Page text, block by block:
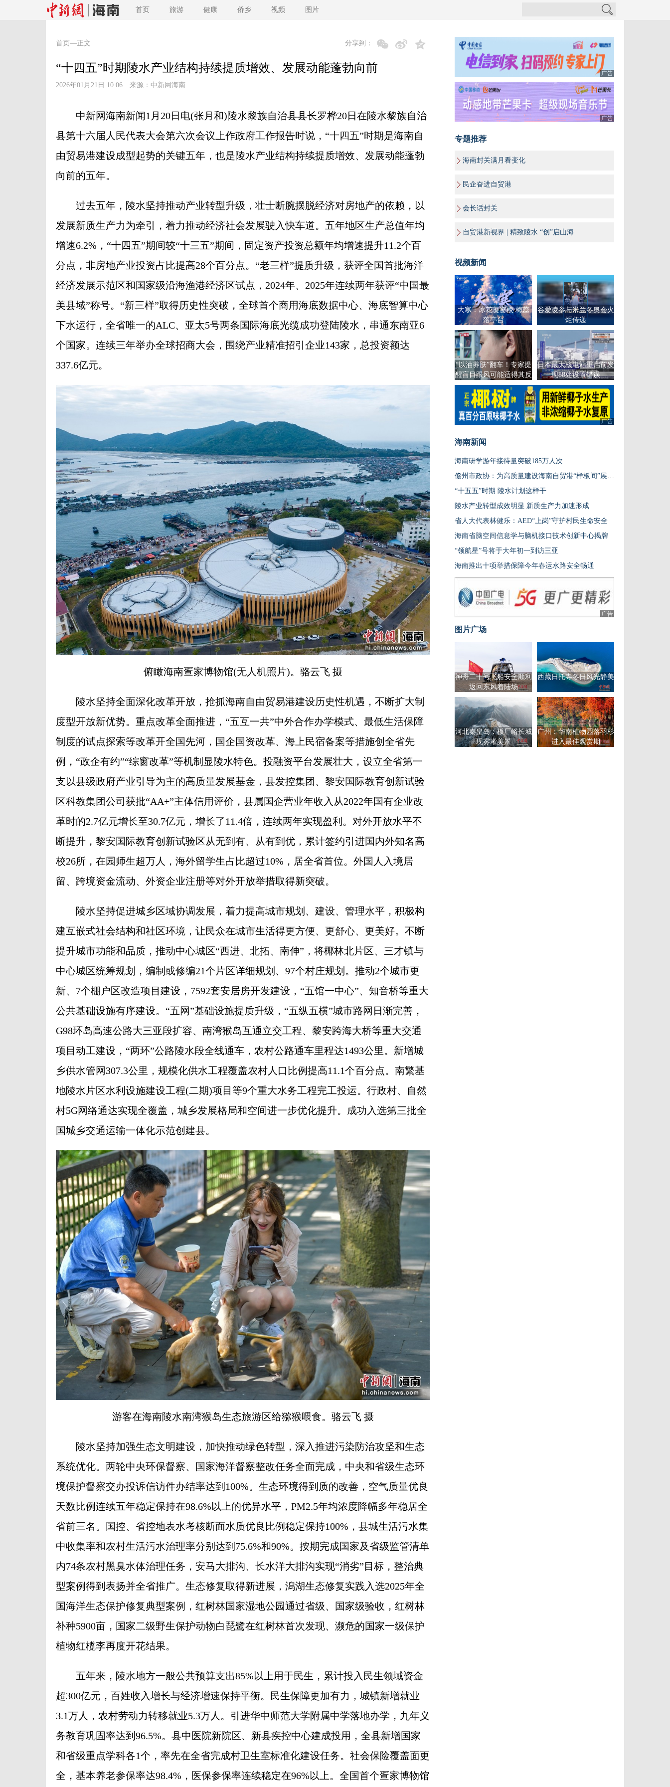
首页 旅游 健康 侨乡 视频 图片
首页 —正文 分享到：
“十四五”时期陵水产业结构持续提质增效、发展动能蓬勃向前
2026年01月21日 10:06 来源： 中新网海南
中新网海南新闻1月20日电(张月和)陵水黎族自治县县长罗桦20日在陵水黎族自治
县第十六届人民代表大会第六次会议上作政府工作报告时说，“十四五”时期是海南自
由贸易港建设成型起势的关键五年，也是陵水产业结构持续提质增效、发展动能蓬勃
向前的五年。
过去五年，陵水坚持推动产业转型升级，壮士断腕摆脱经济对房地产的依赖，以
发展新质生产力为牵引，着力推动经济社会发展驶入快车道。五年地区生产总值年均
增速6.2%，“十四五”期间较“十三五”期间，固定资产投资总额年均增速提升11.2个百
分点，非房地产业投资占比提高28个百分点。“老三样”提质升级，获评全国首批海洋
经济发展示范区和国家级沿海渔港经济区试点，2024年、2025年连续两年获评“中国最
美县域”称号。“新三样”取得历史性突破，全球首个商用海底数据中心、海底智算中心
下水运行，全省唯一的ALC、亚太5号两条国际海底光缆成功登陆陵水，串通东南亚6
个国家。连续三年举办全球招商大会，围绕产业精准招引企业143家，总投资额达
337.6亿元。
俯瞰海南疍家博物馆(无人机照片)。骆云飞 摄
陵水坚持全面深化改革开放，抢抓海南自由贸易港建设历史性机遇，不断扩大制
度型开放新优势。重点改革全面推进，“五互一共”中外合作办学模式、最低生活保障
制度的试点探索等改革开全国先河，国企国资改革、海上民宿备案等措施创全省先
例，“政企有约”“综窗改革”等机制显陵水特色。投融资平台发展壮大，设立全省第一
支以县级政府产业引导为主的高质量发展基金，县发控集团、黎安国际教育创新试验
区科教集团公司获批“AA+”主体信用评价，县属国企营业年收入从2022年国有企业改
革时的2.7亿元增长至30.7亿元，增长了11.4倍，连续两年实现盈利。对外开放水平不
断提升，黎安国际教育创新试验区从无到有、从有到优，累计签约引进国内外知名高
校26所，在园师生超万人，海外留学生占比超过10%，居全省首位。外国人入境居
留、跨境资金流动、外资企业注册等对外开放举措取得新突破。
陵水坚持促进城乡区域协调发展，着力提高城市规划、建设、管理水平，积极构
建互嵌式社会结构和社区环境，让民众在城市生活得更方便、更舒心、更美好。不断
提升城市功能和品质，推动中心城区“西进、北拓、南伸”，将椰林北片区、三才镇与
中心城区统筹规划，编制或修编21个片区详细规划、97个村庄规划。推动2个城市更
新、7个棚户区改造项目建设，7592套安居房开发建设，“五馆一中心”、知音桥等重大
公共基础设施有序建设。“五网”基础设施提质升级，“五纵五横”城市路网日渐完善，
G98环岛高速公路大三亚段扩容、南湾猴岛互通立交工程、黎安跨海大桥等重大交通
项目动工建设，“两环”公路陵水段全线通车，农村公路通车里程达1493公里。新增城
乡供水管网307.3公里，规模化供水工程覆盖农村人口比例提高11.1个百分点。南繁基
地陵水片区水利设施建设工程(二期)项目等9个重大水务工程完工投运。行政村、自然
村5G网络通达实现全覆盖，城乡发展格局和空间进一步优化提升。成功入选第三批全
国城乡交通运输一体化示范创建县。
游客在海南陵水南湾猴岛生态旅游区给猕猴喂食。骆云飞 摄
陵水坚持加强生态文明建设，加快推动绿色转型，深入推进污染防治攻坚和生态
系统优化。两轮中央环保督察、国家海洋督察整改任务全面完成，中央和省级生态环
境保护督察交办投诉信访件办结率达到100%。生态环境得到质的改善，空气质量优良
天数比例连续五年稳定保持在98.6%以上的优异水平，PM2.5年均浓度降幅多年稳居全
省前三名。国控、省控地表水考核断面水质优良比例稳定保持100%，县城生活污水集
中收集率和农村生活污水治理率分别达到75.6%和90%。按期完成国家及省级监管清单
内74条农村黑臭水体治理任务，安马大排沟、长水洋大排沟实现“消劣”目标，整治典
型案例得到表扬并全省推广。生态修复取得新进展，潟湖生态修复实践入选2025年全
国海洋生态保护修复典型案例，红树林国家湿地公园通过省级、国家级验收，红树林
补种5900亩，国家二级野生保护动物白琵鹭在红树林首次发现、濒危的国家一级保护
植物红榄李再度开花结果。
五年来，陵水地方一般公共预算支出85%以上用于民生，累计投入民生领域资金
超300亿元，百姓收入增长与经济增速保持平衡。民生保障更加有力，城镇新增就业
3.1万人，农村劳动力转移就业5.3万人。引进华中师范大学附属中学落地办学，九年义
务教育巩固率达到96.5%。县中医院新院区、新县疾控中心建成投用，全县新增国家
和省级重点学科各1个，率先在全省完成村卫生室标准化建设任务。社会保险覆盖面更
全，基本养老参保率达98.4%，医保参保率连续稳定在96%以上。全国首个疍家博物馆
广告
广告
专题推荐
海南封关满月看变化
民企奋进自贸港
会长话封关
自贸港新视界 | 精致陵水 “创”启山海
视频新闻
大寒：冰花凝窗棱 梅蕊
落亭台
谷爱凌参与米兰冬奥会火
炬传递
“以油养肤”翻车！专家提
醒盲目跟风可能适得其反
日本最大核电站重启前发
现88处设置错误
广告
海南新闻
海南研学游年接待量突破185万人次
儋州市政协：为高质量建设海南自贸港“样板间”展现担当
“十五五”时期 陵水计划这样干
陵水产业转型成效明显 新质生产力加速形成
省人大代表林健乐：AED“上岗”守护村民生命安全
海南省脑空间信息学与脑机接口技术创新中心揭牌
“领航星”号将于大年初一到访三亚
海南推出十项举措保障今年春运水路安全畅通
广告
图片广场
神舟二十号飞船安全顺利
返回东风着陆场
西藏日托寺冬日风光静美
河北秦皇岛：板厂峪长城
现雾凇美景
广州：华南植物园落羽杉
进入最佳观赏期